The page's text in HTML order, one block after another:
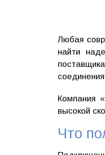
Любая
найти
Компания
высокой
Что